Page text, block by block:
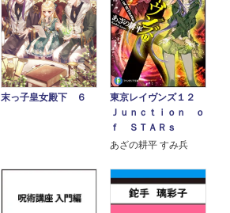
末っ子皇女殿下 ６
東京レイヴンズ１２
Ｊｕｎｃｔｉｏｎ ｏ
ｆ ＳＴＡＲｓ
あざの耕平 すみ兵